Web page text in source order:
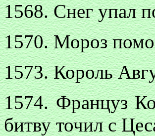
1568. Снег упал
1570. Мороз
1573. Король
1574. Француз
битву точил с